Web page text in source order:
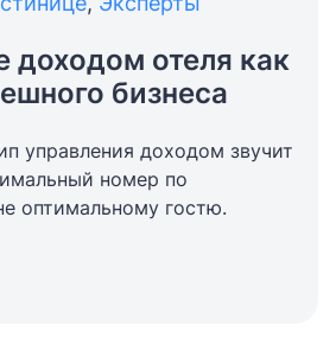
доходом отеля как
бизнеса
управления доходом звучит
номер по
оптимальному гостю.